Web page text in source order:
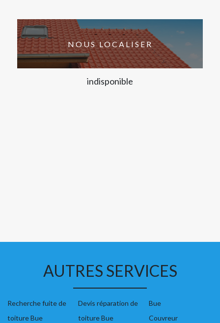
NOUS LOCALISER
indisponible
AUTRES SERVICES
Recherche fuite de
toiture Bue
Devis réparation de
toiture Bue
Bue
Couvreur